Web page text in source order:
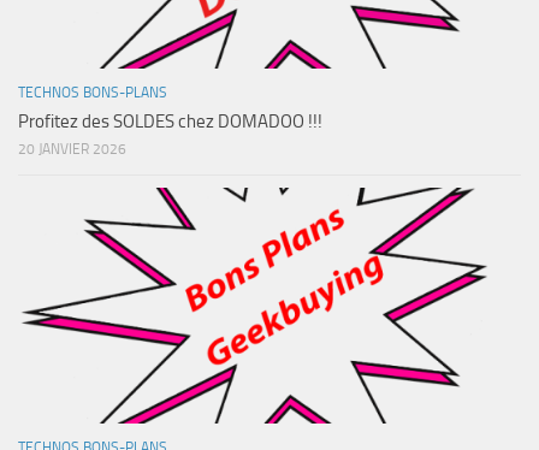
TECHNOS BONS-PLANS
Profitez des SOLDES chez DOMADOO !!!
20 JANVIER 2026